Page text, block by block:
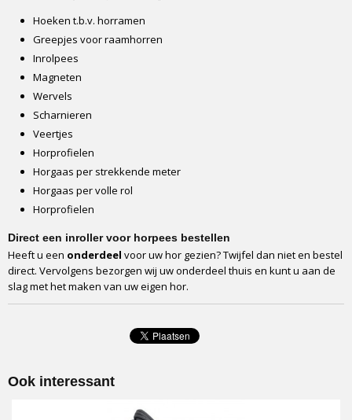
Hoeken t.b.v. horramen
Greepjes voor raamhorren
Inrolpees
Magneten
Wervels
Scharnieren
Veertjes
Horprofielen
Horgaas per strekkende meter
Horgaas per volle rol
Horprofielen
Direct een inroller voor horpees bestellen
Heeft u een onderdeel voor uw hor gezien? Twijfel dan niet en bestel
direct. Vervolgens bezorgen wij uw onderdeel thuis en kunt u aan de
slag met het maken van uw eigen hor.
Ook interessant